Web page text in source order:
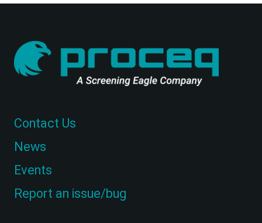
Contact Us
News
Events
Report an issue/bug